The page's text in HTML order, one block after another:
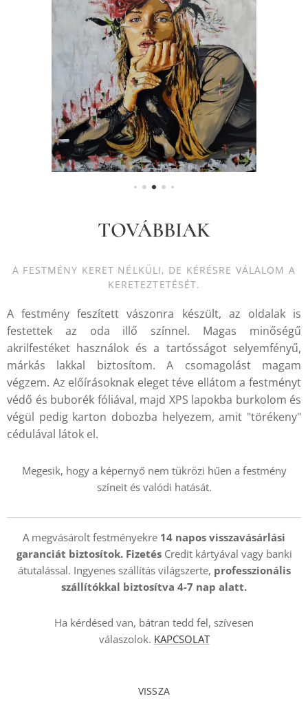
TOVÁBBIAK
A FESTMÉNY KERET NÉLKÜLI, DE KÉRÉSRE VÁLALOM A
KERETEZTETÉSÉT.
A festmény feszített vászonra készült, az oldalak is
festettek az oda illő színnel. Magas minőségű
akrilfestéket használok és a tartósságot selyemfényű,
márkás lakkal biztosítom. A csomagolást magam
végzem. Az előírásoknak eleget téve ellátom a festményt
védő és buborék fóliával, majd XPS lapokba burkolom és
végül pedig karton dobozba helyezem, amit "törékeny"
cédulával látok el.
Megesik, hogy a képernyő nem tükrözi hűen a festmény
színeit és valódi hatását.
A megvásárolt festményekre 14 napos visszavásárlási
garanciát biztosítok. Fizetés Credit kártyával vagy banki
átutalással. Ingyenes szállítás világszerte, professzionális
szállítókkal biztosítva 4-7 nap alatt.
Ha kérdésed van, bátran tedd fel, szívesen
válaszolok. KAPCSOLAT
VISSZA